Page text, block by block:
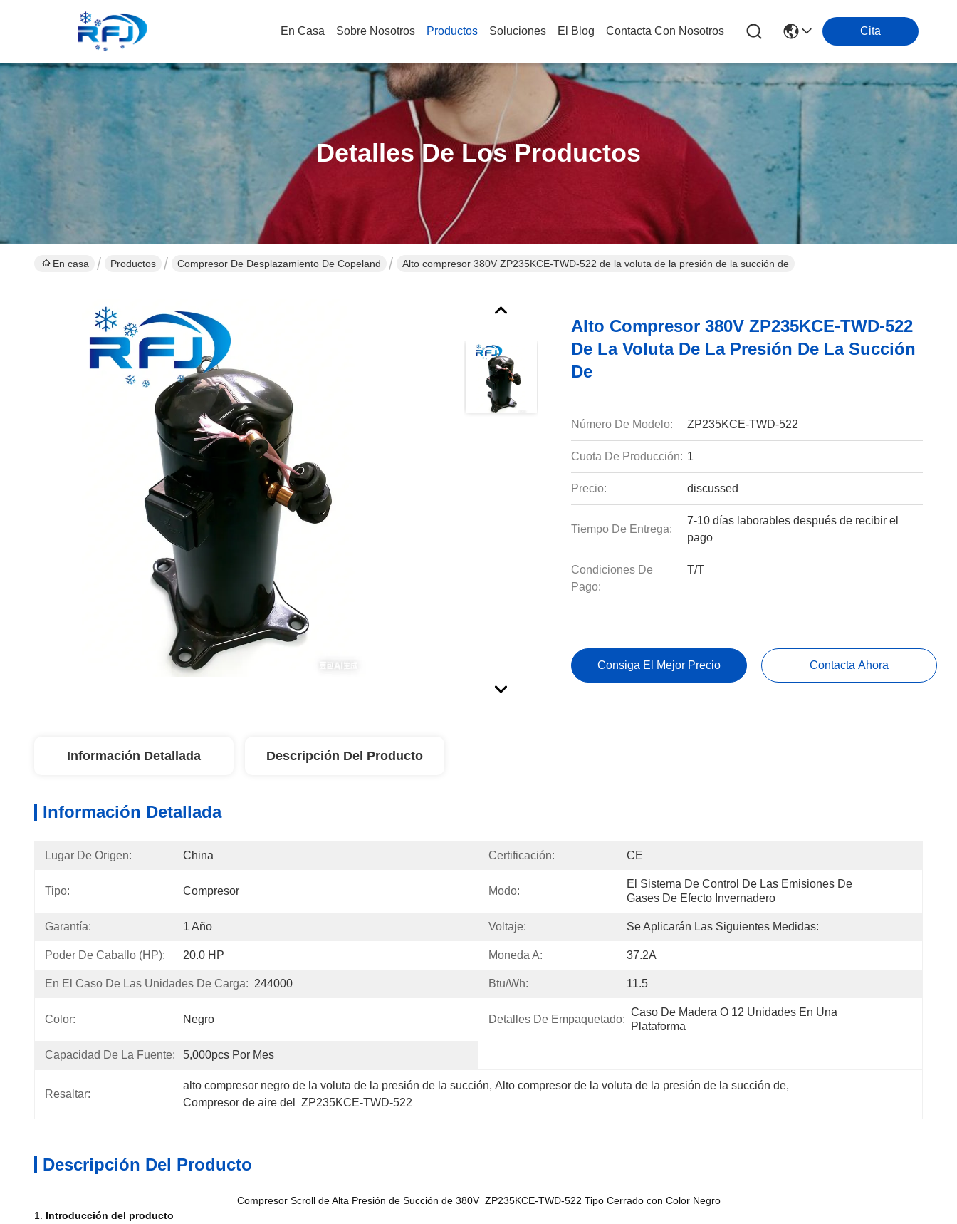
En Casa Sobre Nosotros Productos Soluciones El Blog Contacta Con Nosotros Cita
Detalles De Los Productos
En casa Productos Compresor De Desplazamiento De Copeland Alto compresor 380V ZP235KCE-TWD-522 de la voluta de la presión de la succión de
Alto Compresor 380V ZP235KCE-TWD-522
De La Voluta De La Presión De La Succión
De
Número De Modelo: ZP235KCE-TWD-522
Cuota De Producción: 1
Precio: discussed
Tiempo De Entrega:
7-10 días laborables después de recibir el
pago
Condiciones De
Pago:
T/T
Consiga El Mejor Precio Contacta Ahora
Información Detallada Descripción Del Producto
Información Detallada
Lugar De Origen: China Certificación: CE
Tipo: Compresor Modo:
El Sistema De Control De Las Emisiones De
Gases De Efecto Invernadero
Garantía: 1 Año Voltaje: Se Aplicarán Las Siguientes Medidas:
Poder De Caballo (HP): 20.0 HP Moneda A: 37.2A
En El Caso De Las Unidades De Carga: 244000 Btu/Wh: 11.5
Color: Negro Detalles De Empaquetado:
Caso De Madera O 12 Unidades En Una
Plataforma
Capacidad De La Fuente: 5,000pcs Por Mes
Resaltar:
alto compresor negro de la voluta de la presión de la succión, Alto compresor de la voluta de la presión de la succión de,
Compresor de aire del  ZP235KCE-TWD-522
Descripción Del Producto
Compresor Scroll de Alta Presión de Succión de 380V ZP235KCE-TWD-522 Tipo Cerrado con Color Negro
1. Introducción del producto